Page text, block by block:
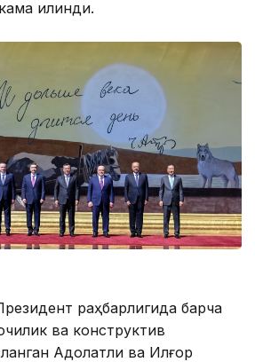
қилинди.
раҳбарлигида барча
ва конструктив
Адолатли ва Илғор